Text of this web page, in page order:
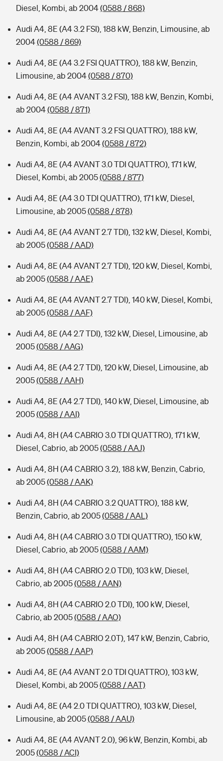
Diesel, Kombi, ab 2004(0588 / 868)
Audi A4, 8E (A4 3.2 FSI), 188 kW, Benzin, Limousine, ab
2004(0588 / 869)
Audi A4, 8E (A4 3.2 FSI QUATTRO), 188 kW, Benzin,
Limousine, ab 2004(0588 / 870)
Audi A4, 8E (A4 AVANT 3.2 FSI), 188 kW, Benzin, Kombi,
ab 2004(0588 / 871)
Audi A4, 8E (A4 AVANT 3.2 FSI QUATTRO), 188 kW,
Benzin, Kombi, ab 2004(0588 / 872)
Audi A4, 8E (A4 AVANT 3.0 TDI QUATTRO), 171 kW,
Diesel, Kombi, ab 2005(0588 / 877)
Audi A4, 8E (A4 3.0 TDI QUATTRO), 171 kW, Diesel,
Limousine, ab 2005(0588 / 878)
Audi A4, 8E (A4 AVANT 2.7 TDI), 132 kW, Diesel, Kombi,
ab 2005(0588 / AAD)
Audi A4, 8E (A4 AVANT 2.7 TDI), 120 kW, Diesel, Kombi,
ab 2005(0588 / AAE)
Audi A4, 8E (A4 AVANT 2.7 TDI), 140 kW, Diesel, Kombi,
ab 2005(0588 / AAF)
Audi A4, 8E (A4 2.7 TDI), 132 kW, Diesel, Limousine, ab
2005(0588 / AAG)
Audi A4, 8E (A4 2.7 TDI), 120 kW, Diesel, Limousine, ab
2005(0588 / AAH)
Audi A4, 8E (A4 2.7 TDI), 140 kW, Diesel, Limousine, ab
2005(0588 / AAI)
Audi A4, 8H (A4 CABRIO 3.0 TDI QUATTRO), 171 kW,
Diesel, Cabrio, ab 2005(0588 / AAJ)
Audi A4, 8H (A4 CABRIO 3.2), 188 kW, Benzin, Cabrio,
ab 2005(0588 / AAK)
Audi A4, 8H (A4 CABRIO 3.2 QUATTRO), 188 kW,
Benzin, Cabrio, ab 2005(0588 / AAL)
Audi A4, 8H (A4 CABRIO 3.0 TDI QUATTRO), 150 kW,
Diesel, Cabrio, ab 2005(0588 / AAM)
Audi A4, 8H (A4 CABRIO 2.0 TDI), 103 kW, Diesel,
Cabrio, ab 2005(0588 / AAN)
Audi A4, 8H (A4 CABRIO 2.0 TDI), 100 kW, Diesel,
Cabrio, ab 2005(0588 / AAO)
Audi A4, 8H (A4 CABRIO 2.0T), 147 kW, Benzin, Cabrio,
ab 2005(0588 / AAP)
Audi A4, 8E (A4 AVANT 2.0 TDI QUATTRO), 103 kW,
Diesel, Kombi, ab 2005(0588 / AAT)
Audi A4, 8E (A4 2.0 TDI QUATTRO), 103 kW, Diesel,
Limousine, ab 2005(0588 / AAU)
Audi A4, 8E (A4 AVANT 2.0), 96 kW, Benzin, Kombi, ab
2005(0588 / ACI)